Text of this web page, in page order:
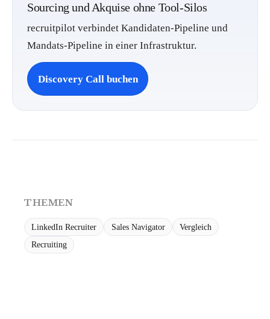
Sourcing und Akquise ohne Tool-Silos
recruitpilot verbindet Kandidaten-Pipeline und
Mandats-Pipeline in einer Infrastruktur.
Discovery Call buchen
THEMEN
LinkedIn Recruiter Sales Navigator
Vergleich
Recruiting